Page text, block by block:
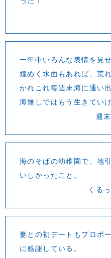
一年中いろんな表情を見
煌めく水面もあれば、荒
かれこれ毎週末海に通い
海無しではもう生きていけ
週
海のそばの幼稚園で、地
いしかったこと。
くる
妻との初デートもプロポ
に感謝している。